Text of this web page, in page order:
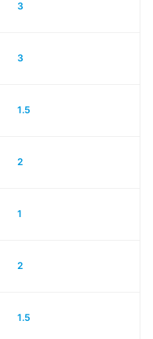
3
3
1.5
2
1
2
1.5